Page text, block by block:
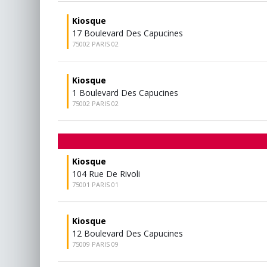
Kiosque
17 Boulevard Des Capucines
75002 PARIS 02
Kiosque
1 Boulevard Des Capucines
75002 PARIS 02
Kiosque
104 Rue De Rivoli
75001 PARIS 01
Kiosque
12 Boulevard Des Capucines
75009 PARIS 09